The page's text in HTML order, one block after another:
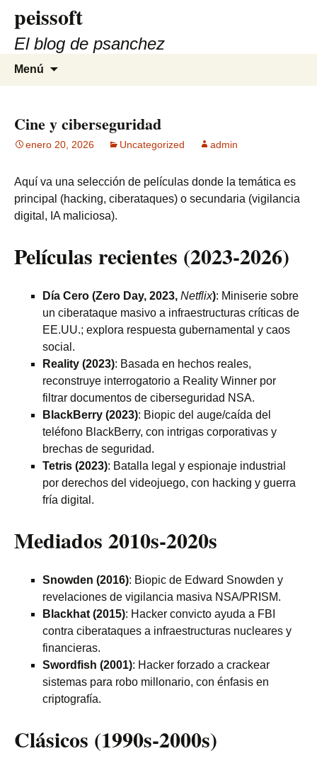
contenido
peissoft
El blog de psanchez
Menú
Cine y ciberseguridad
enero 20, 2026 Uncategorized admin
Aquí va una selección de películas donde la temática es
principal (hacking, ciberataques) o secundaria (vigilancia
digital, IA maliciosa).
Películas recientes (2023-2026)
Día Cero (Zero Day, 2023, Netflix): Miniserie sobre
un ciberataque masivo a infraestructuras críticas de
EE.UU.; explora respuesta gubernamental y caos
social.
Reality (2023): Basada en hechos reales,
reconstruye interrogatorio a Reality Winner por
filtrar documentos de ciberseguridad NSA.
BlackBerry (2023): Biopic del auge/caída del
teléfono BlackBerry, con intrigas corporativas y
brechas de seguridad.
Tetris (2023): Batalla legal y espionaje industrial
por derechos del videojuego, con hacking y guerra
fría digital.
Mediados 2010s-2020s
Snowden (2016): Biopic de Edward Snowden y
revelaciones de vigilancia masiva NSA/PRISM.
Blackhat (2015): Hacker convicto ayuda a FBI
contra ciberataques a infraestructuras nucleares y
financieras.
Swordfish (2001): Hacker forzado a crackear
sistemas para robo millonario, con énfasis en
criptografía.
Clásicos (1990s-2000s)